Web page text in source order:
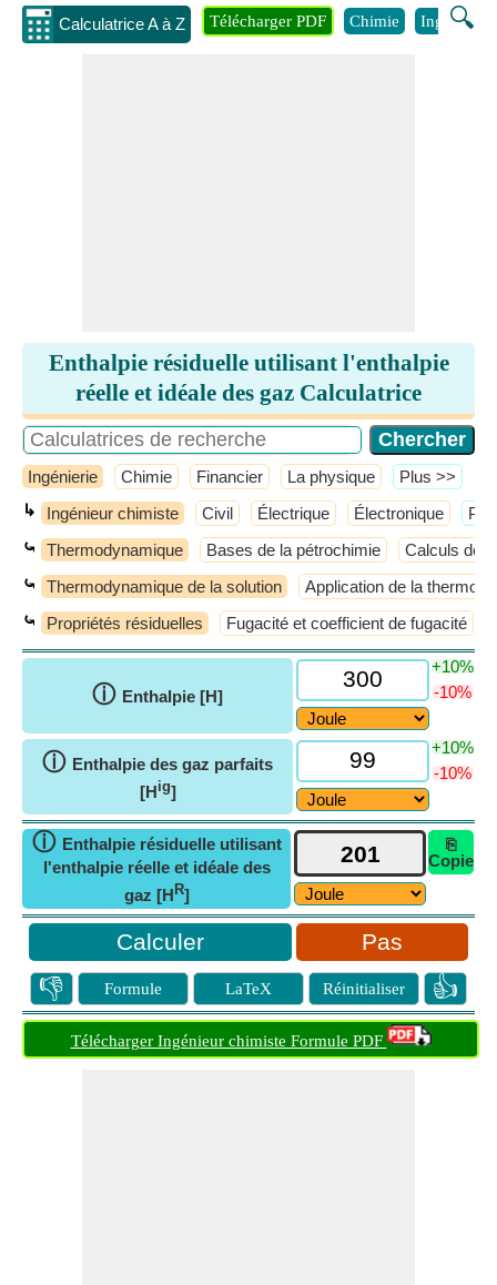
Calculatrice A à Z 🔍
Télécharger PDF Chimie Ingénierie
Enthalpie résiduelle utilisant l'enthalpie
réelle et idéale des gaz Calculatrice
Ingénierie Chimie Financier La physique ​Plus >>
↳ Ingénieur chimiste Civil Électrique Électronique
⤿ Thermodynamique Bases de la pétrochimie Calculs de
⤿ Thermodynamique de la solution Application de la
⤿ Propriétés résiduelles Fugacité et coefficient de fugacité
ⓘ Enthalpie [H]
+10%
-10%
ⓘ Enthalpie des gaz parfaits
[Hig]
+10%
-10%
ⓘ Enthalpie résiduelle utilisant
l'enthalpie réelle et idéale des
gaz [H R]
⎘
Copie
Pas
👎 Formule LaTeX Réinitialiser 👍
Télécharger Ingénieur chimiste Formule PDF